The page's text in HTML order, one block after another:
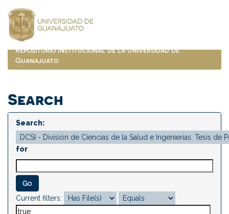
navigation
Repositorio Institucional de la Universidad de
Guanajuato
Search
Search:
for
Current filters: